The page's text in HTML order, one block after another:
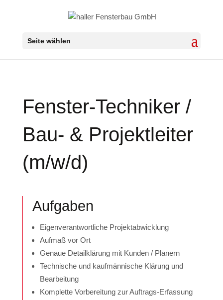
Seite wählen
Fenster-Techniker /
Bau- & Projektleiter
(m/w/d)
Aufgaben
Eigenverantwortliche Projektabwicklung
Aufmaß vor Ort
Genaue Detailklärung mit Kunden / Planern
Technische und kaufmännische Klärung und
Bearbeitung
Komplette Vorbereitung zur Auftrags-Erfassung